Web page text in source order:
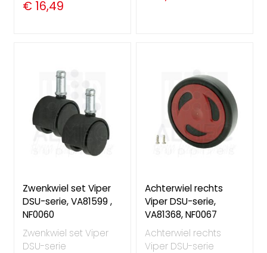
€ 16,49
Zwenkwiel set Viper
DSU-serie, VA81599 ,
NF0060
Zwenkwiel set Viper
DSU-serie
Achterwiel rechts
Viper DSU-serie,
VA81368, NF0067
Achterwiel rechts
Viper DSU-serie